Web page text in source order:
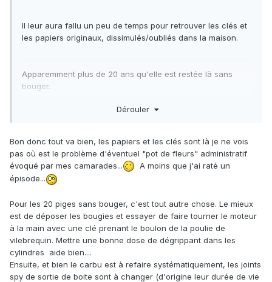
Il leur aura fallu un peu de temps pour retrouver les clés et
les papiers originaux, dissimulés/oubliés dans la maison.
Apparemment plus de 20 ans qu'elle est restée là sans
bouger.
Dérouler
Bon donc tout va bien, les papiers et les clés sont là je ne vois
pas où est le problème d'éventuel "pot de fleurs" administratif
évoqué par mes camarades...
A moins que j'ai raté un
épisode...
Pour les 20 piges sans bouger, c'est tout autre chose. Le mieux
est de déposer les bougies et essayer de faire tourner le moteur
à la main avec une clé prenant le boulon de la poulie de
vilebrequin. Mettre une bonne dose de dégrippant dans les
cylindres aide bien....
Ensuite, et bien le carbu est à refaire systématiquement, les joints
spy de sortie de boite sont à changer (d'origine leur durée de vie